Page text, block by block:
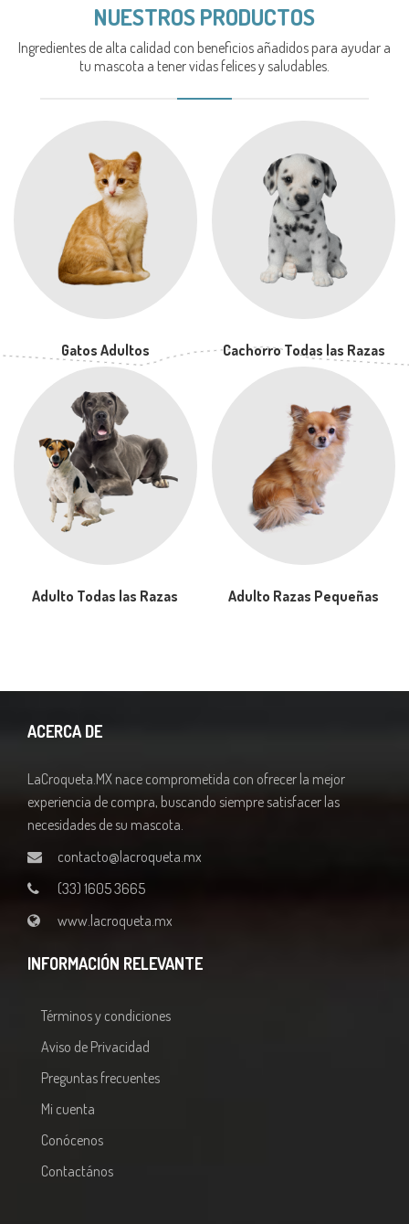
NUESTROS PRODUCTOS
Ingredientes de alta calidad con beneficios añadidos para ayudar a
tu mascota a tener vidas felices y saludables.
Gatos Adultos Cachorro Todas las Razas
Adulto Todas las Razas Adulto Razas Pequeñas
ACERCA DE
LaCroqueta.MX nace comprometida con ofrecer la mejor
experiencia de compra, buscando siempre satisfacer las
necesidades de su mascota.
contacto@lacroqueta.mx
(33) 1605 3665
www.lacroqueta.mx
INFORMACIÓN RELEVANTE
Términos y condiciones
Aviso de Privacidad
Preguntas frecuentes
Mi cuenta
Conócenos
Contactános